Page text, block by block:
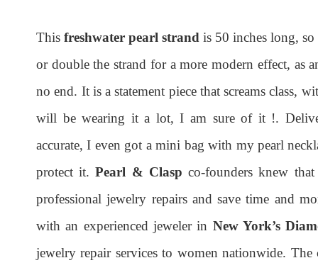
This freshwater pearl strandis 50 inches long,
or double the strand for a more modern effect, as
no end. It is a statement piece that screams class,
will be wearing it a lot, I am sure of it !.
accurate, I even got a mini bag with my pearl
protect it.Pearl & Clasp co-founders knew
professional jewelry repairs and save time and
with an experienced jeweler in New York’s
jewelry repair services to women nationwide.